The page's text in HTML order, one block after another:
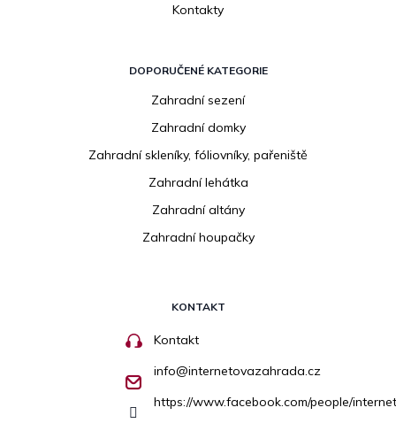
Kontakty
DOPORUČENÉ KATEGORIE
Zahradní sezení
Zahradní domky
Zahradní skleníky, fóliovníky, pařeniště
Zahradní lehátka
Zahradní altány
Zahradní houpačky
KONTAKT
Kontakt
info@internetovazahrada.cz
https://www.facebook.com/people/